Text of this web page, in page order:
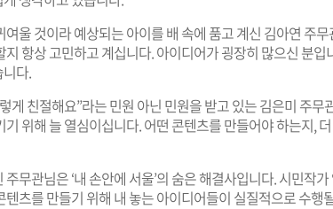
여울 것이라 예상되는 아이를 배 속에 품고 계신 김아연 주
지 항상 고민하고 계십니다. 아이디어가 굉장히 많으신 분
다.
게 친절해요”라는 민원 아닌 민원을 받고 있는 김은미 주무
기 위해 늘 열심이십니다. 어떤 콘텐츠를 만들어야 하는지,
주무관님은 ‘내 손안에 서울’의 숨은 해결사입니다. 시민작
텐츠를 만들기 위해 내 놓는 아이디어들이 실질적으로 수행